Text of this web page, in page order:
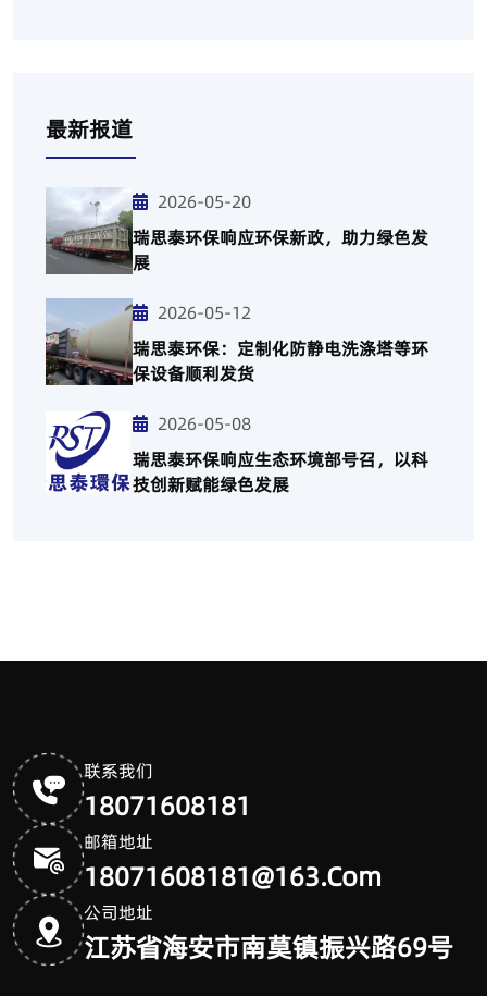
最新报道
2026-05-20
瑞思泰环保响应环保新政，助力绿色发
展
2026-05-12
瑞思泰环保：定制化防静电洗涤塔等环
保设备顺利发货
2026-05-08
瑞思泰环保响应生态环境部号召，以科
技创新赋能绿色发展
联系我们
18071608181
邮箱地址
18071608181@163.com
公司地址
江苏省海安市南莫镇振兴路69号